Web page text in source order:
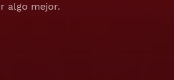
algo mejor.